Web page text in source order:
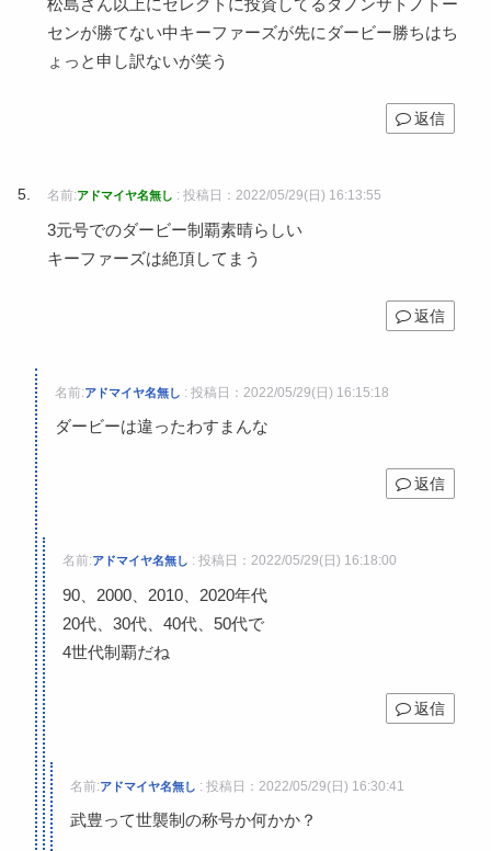
松島さん以上にセレクトに投資してるダノンサトノトー
センが勝てない中キーファーズが先にダービー勝ちはち
ょっと申し訳ないが笑う
返信
名前:アドマイヤ名無し : 投稿日：2022/05/29(日) 16:13:55
3元号でのダービー制覇素晴らしい
キーファーズは絶頂してまう
返信
名前:アドマイヤ名無し : 投稿日：2022/05/29(日) 16:15:18
ダービーは違ったわすまんな
返信
名前:アドマイヤ名無し : 投稿日：2022/05/29(日) 16:18:00
90、2000、2010、2020年代
20代、30代、40代、50代で
4世代制覇だね
返信
名前:アドマイヤ名無し : 投稿日：2022/05/29(日) 16:30:41
武豊って世襲制の称号か何かか？